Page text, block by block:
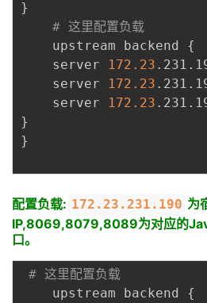
}
# 这里配置负载
    upstream backend
{
    server
172.23
    server
172.23
    server
172.23
}
}
配置负载: 172.23.231.190 为
IP,8069,8079,8089为对应的
口。
# 这里配置负载
    upstream backend
{